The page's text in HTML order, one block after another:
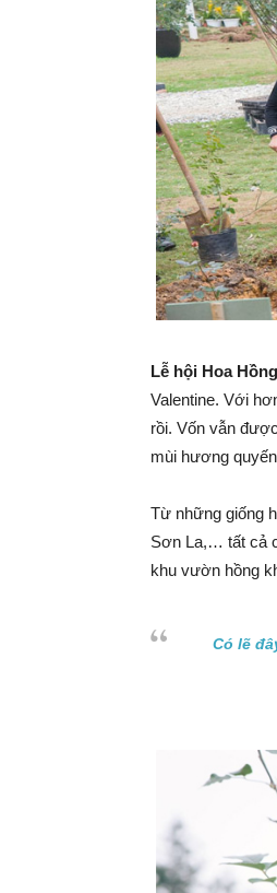
Lễ hội Hoa Hồng
Valentine. Với
rồi. Vốn vẫn
mùi hương
Từ những giống
Sơn La,… tất cả
khu vườn hồng
Có lẽ